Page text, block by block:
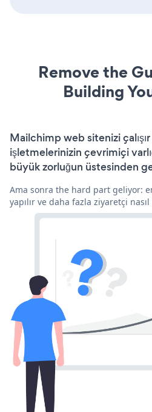
Remove the
Building
Mailchimp web sitenizi
işletmelerinizin çevrimiçi
büyük zorluğun üstesinden
Ama sonra the hard part geliyor:
yapılır ve daha fazla ziyaretçi